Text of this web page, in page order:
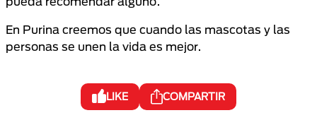
En Purina creemos que cuando las mascotas y las
personas se unen la vida es mejor.
LIKE COMPARTIR